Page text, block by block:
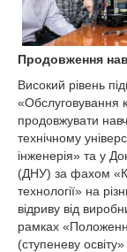
Продовження
Високий рівень
«Обслуговування
продовжувати
технічному
інженерія» та у
(ДНУ) за фахом
технології» на
відриву від
рамках
(ступеневу